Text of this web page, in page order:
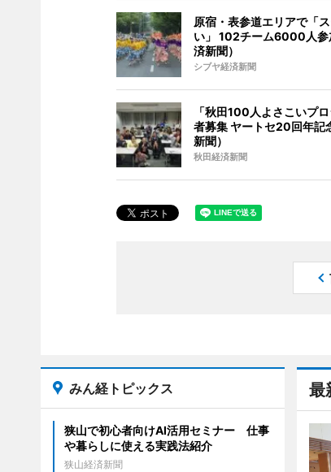
原宿・表参道エリアで「
い」 102チーム6000人参
済新聞）
シブヤ経済新聞
「秋田100人よさこいプ
者募集 ヤートセ20回年記
新聞）
秋田経済新聞
最
みん経トピックス
狭山で初心者向けAI活用セミナー 仕事
や暮らしに使える実践法紹介
狭山経済新聞